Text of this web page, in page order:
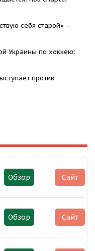
себя старой» —
Украины по хоккею:
против
Обзор Сайт
Обзор Сайт